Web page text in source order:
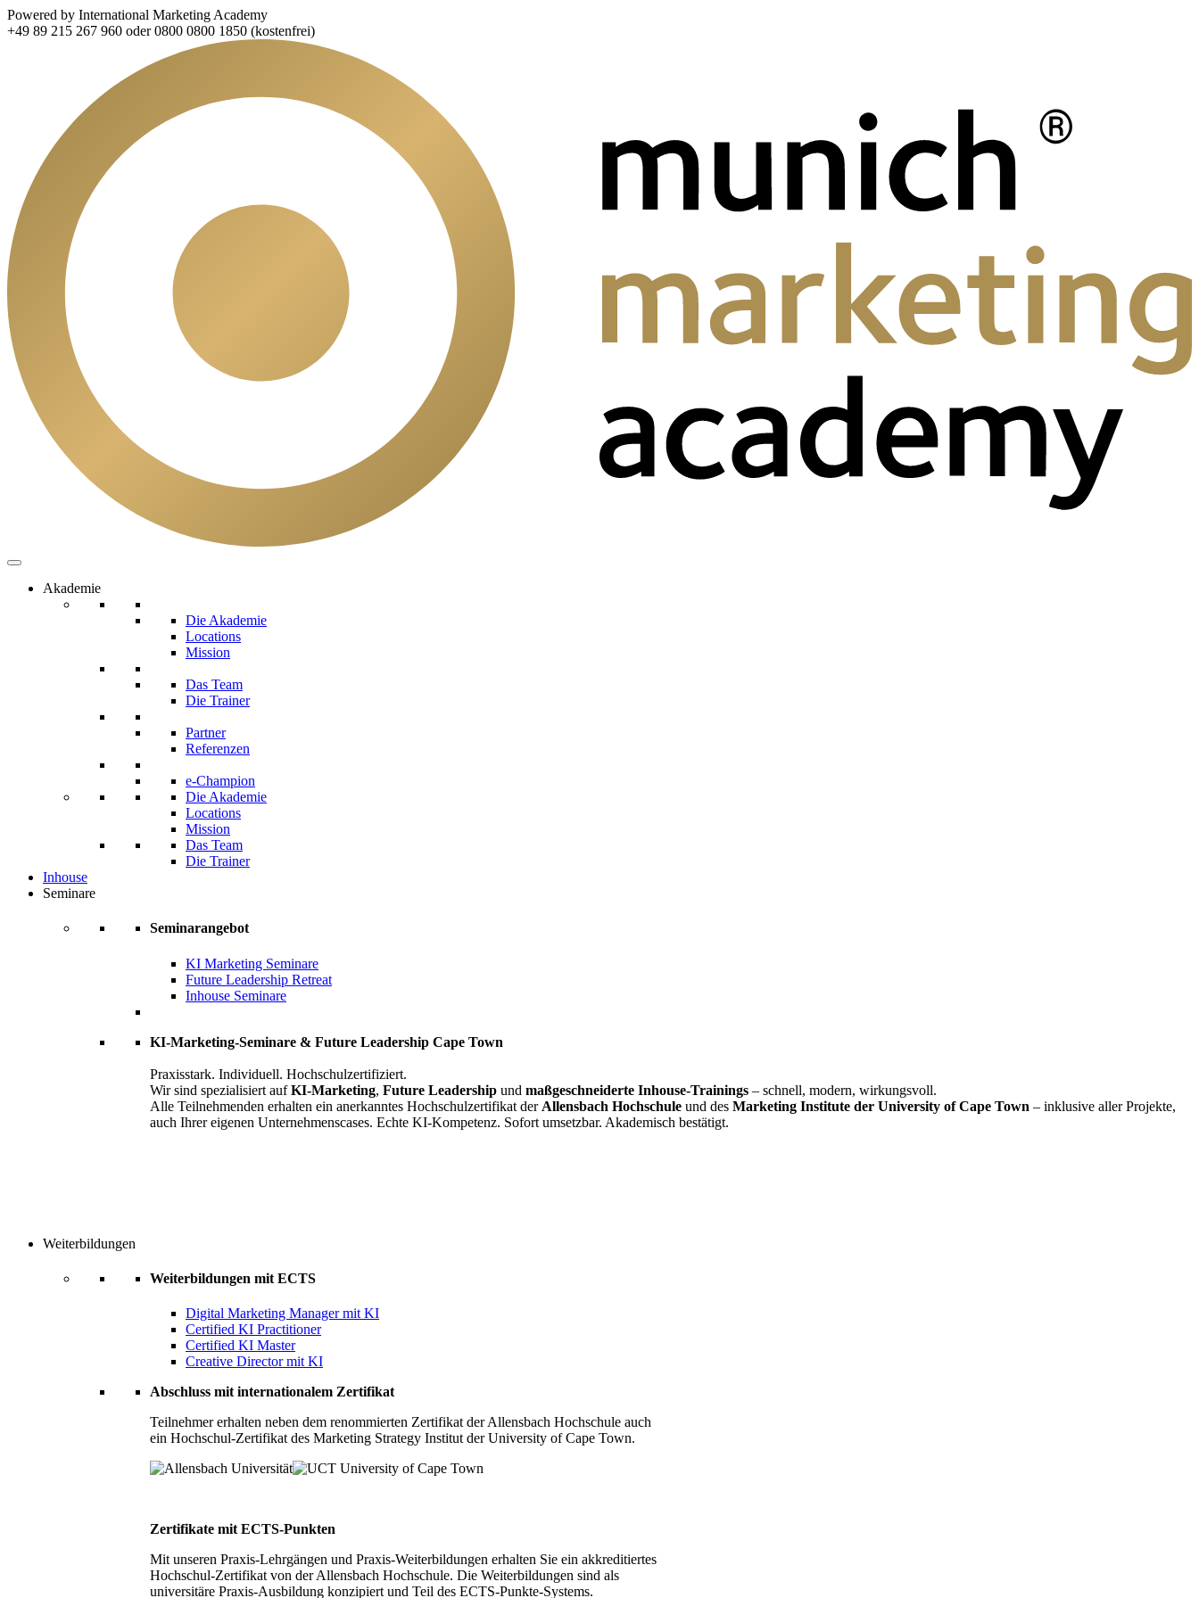
Powered by International Marketing Academy
+49 89 215 267 960 oder 0800 0800 1850 (kostenfrei)
Akademie
Die Akademie
Locations
Mission
Das Team
Die Trainer
Partner
Referenzen
e-Champion
Die Akademie
Locations
Mission
Das Team
Die Trainer
Inhouse
Seminare
Seminarangebot
KI Marketing Seminare
Future Leadership Retreat
Inhouse Seminare
KI-Marketing-Seminare & Future Leadership Cape Town
Praxisstark. Individuell. Hochschulzertifiziert.
Wir sind spezialisiert aufKI-Marketing, Future Leadership und maßgeschneiderte Inhouse-Trainings – schnell, modern, wirkungsvoll.
Alle Teilnehmenden erhalten ein anerkanntes Hochschulzertifikat der Allensbach Hochschule und des Marketing Institute der University of Cape Town – inklusive aller Projekte,
auch Ihrer eigenen Unternehmenscases. Echte KI-Kompetenz. Sofort umsetzbar. Akademisch bestätigt.
Weiterbildungen
Weiterbildungen mit ECTS
Digital Marketing Manager mit KI
Certified KI Practitioner
Certified KI Master
Creative Director mit KI
Abschluss mit internationalem Zertifikat
Teilnehmer erhalten neben dem renommierten Zertifikat der Allensbach Hochschule auch
ein Hochschul-Zertifikat des Marketing Strategy Institut der University of Cape Town.
Zertifikate mit ECTS-Punkten
Mit unseren Praxis-Lehrgängen und Praxis-Weiterbildungen erhalten Sie ein akkreditiertes
Hochschul-Zertifikat von der Allensbach Hochschule. Die Weiterbildungen sind als
universitäre Praxis-Ausbildung konzipiert und Teil des ECTS-Punkte-Systems.